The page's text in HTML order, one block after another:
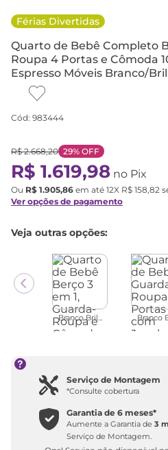
Férias Divertidas
Quarto de Bebê Completo
Roupa 4 Portas e Cômoda
Espresso Móveis Branco/
Cód: 983444
R$ 2.668,20 29% OFF
R$ 1.619,98 no Pix
Ou R$ 1.905,86 em até 12X R$ 158,82
Ver opções de pagamento
Veja outras opções:
Branco Bril... Branco
Serviço de Montagem
*Consulte cobertura
Garantia de6 meses*
Aumente a Garantia de3
Serviço de Montagem.